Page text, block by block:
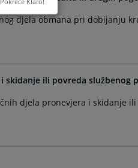
djela obmana pri dobijanju
ili povreda službenog
djela pronevjera i skidanje ili